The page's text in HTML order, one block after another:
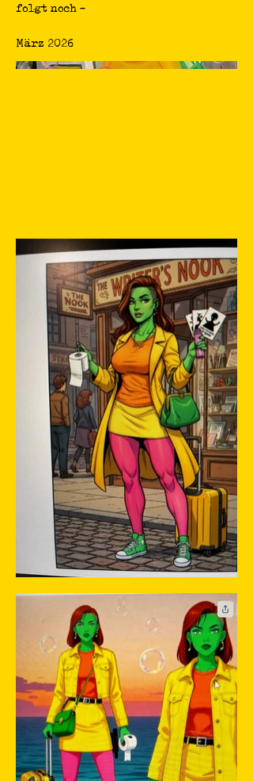
folgt noch -
März 2026